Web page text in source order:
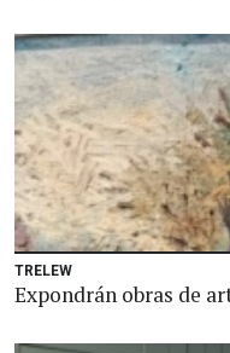
TRELEW
Expondrán obras de